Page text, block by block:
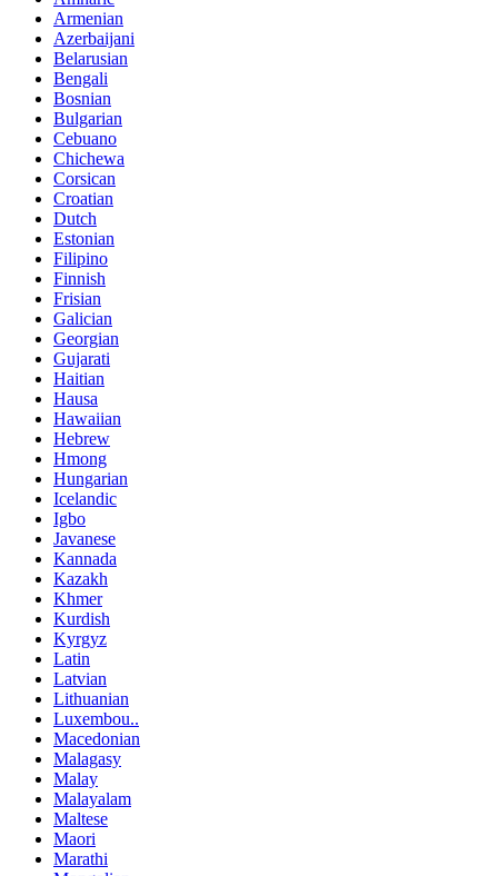
Armenian
Azerbaijani
Belarusian
Bengali
Bosnian
Bulgarian
Cebuano
Chichewa
Corsican
Croatian
Dutch
Estonian
Filipino
Finnish
Frisian
Galician
Georgian
Gujarati
Haitian
Hausa
Hawaiian
Hebrew
Hmong
Hungarian
Icelandic
Igbo
Javanese
Kannada
Kazakh
Khmer
Kurdish
Kyrgyz
Latin
Latvian
Lithuanian
Luxembou..
Macedonian
Malagasy
Malay
Malayalam
Maltese
Maori
Marathi